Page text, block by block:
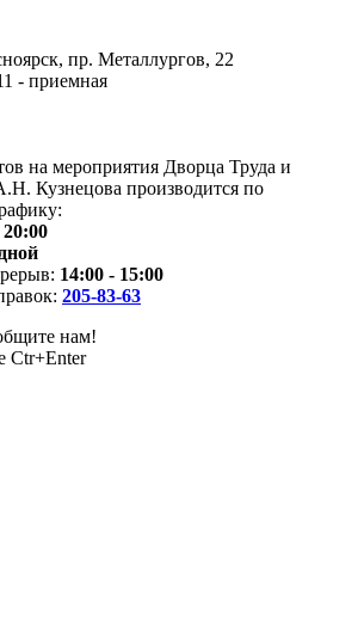
пр. Металлургов, 22
- приемная
на мероприятия Дворца Труда и
Кузнецова производится по
20:00
14:00 - 15:00
205-83-63
нам!
Ctr+Enter